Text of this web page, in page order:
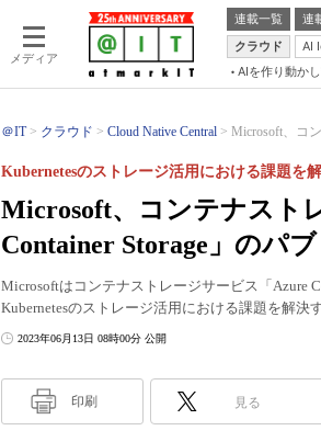
メディア
連載一覧 連
クラウド
AI
AIを作り動か
＠IT クラウド Cloud Native Central Microsoft、コ
Microsoft、コンテナスト
Container Storage」のパ
Kubernetesのストレージ活用における課題を
Microsoftはコンテナストレージサービス「Azure
Kubernetesのストレージ活用における課題を解決
2023年06月13日 08時00分 公開
印刷 見る